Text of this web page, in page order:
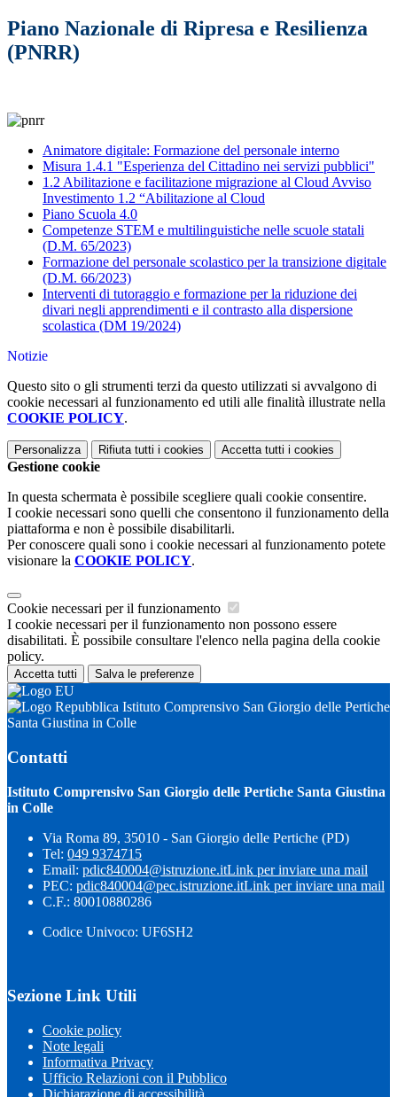
Piano Nazionale di Ripresa e Resilienza
(PNRR)
Animatore digitale: Formazione del personale interno
Misura 1.4.1 "Esperienza del Cittadino nei servizi pubblici"
1.2 Abilitazione e facilitazione migrazione al Cloud Avviso
Investimento 1.2 “Abilitazione al Cloud
Piano Scuola 4.0
Competenze STEM e multilinguistiche nelle scuole statali
(D.M. 65/2023)
Formazione del personale scolastico per la transizione digitale
(D.M. 66/2023)
Interventi di tutoraggio e formazione per la riduzione dei
divari negli apprendimenti e il contrasto alla dispersione
scolastica (DM 19/2024)
Notizie
Questo sito o gli strumenti terzi da questo utilizzati si avvalgono di
cookie necessari al funzionamento ed utili alle finalità illustrate nella
COOKIE POLICY.
Personalizza Rifiuta tutti i cookies Accetta tutti i cookies
Gestione cookie
In questa schermata è possibile scegliere quali cookie consentire.
I cookie necessari sono quelli che consentono il funzionamento della
piattaforma e non è possibile disabilitarli.
Per conoscere quali sono i cookie necessari al funzionamento potete
visionare la COOKIE POLICY.
Cookie necessari per il funzionamento
I cookie necessari per il funzionamento non possono essere
disabilitati. È possibile consultare l'elenco nella pagina della cookie
policy.
Accetta tutti Salva le preferenze
Istituto Comprensivo San Giorgio delle Pertiche
Santa Giustina in Colle
Contatti
Istituto Comprensivo San Giorgio delle Pertiche Santa Giustina
in Colle
Via Roma 89, 35010 - San Giorgio delle Pertiche (PD)
Tel: 049 9374715
Email: pdic840004@istruzione.itLink per inviare una mail
PEC: pdic840004@pec.istruzione.itLink per inviare una mail
C.F.: 80010880286
Codice Univoco: UF6SH2
Sezione Link Utili
Cookie policy
Note legali
Informativa Privacy
Ufficio Relazioni con il Pubblico
Dichiarazione di accessibilità